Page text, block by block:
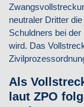
neutraler Dritter
Schuldners bei
wird. Das
Als
laut ZPO